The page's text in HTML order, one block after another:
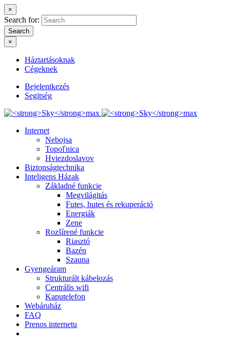
×
Search for:
Search
×
Háztartásoknak
Cégeknek
Bejelentkezés
Segitség
Internet
Nebojsa
Topoľnica
Hviezdoslavov
Biztonságtechnika
Inteligens Házak
Základné funkcie
Megvilágitás
Futes, hutes és rekuperáció
Energiák
Zene
Rozšírené funkcie
Riasztó
Bazén
Szauna
Gyengeáram
Strukturált kábelozás
Centrális wifi
Kaputelefon
Webáruház
FAQ
Prenos internetu